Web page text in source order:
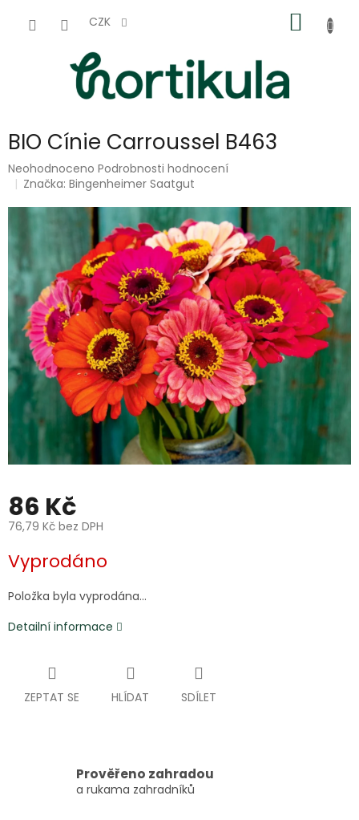
CZK
KOŠÍK
BIO Cínie Carroussel B463
Průměrné
hodnocení
5
hvězdiček.
Neohodnoceno Podrobnosti hodnocení
Značka:Bingenheimer Saatgut
86 Kč
76,79 Kč bez DPH
cena:
Vyprodáno
Položka byla vyprodána…
Detailní informace
ZEPTAT SE HLÍDAT SDÍLET
Prověřeno zahradou
a rukama zahradníků